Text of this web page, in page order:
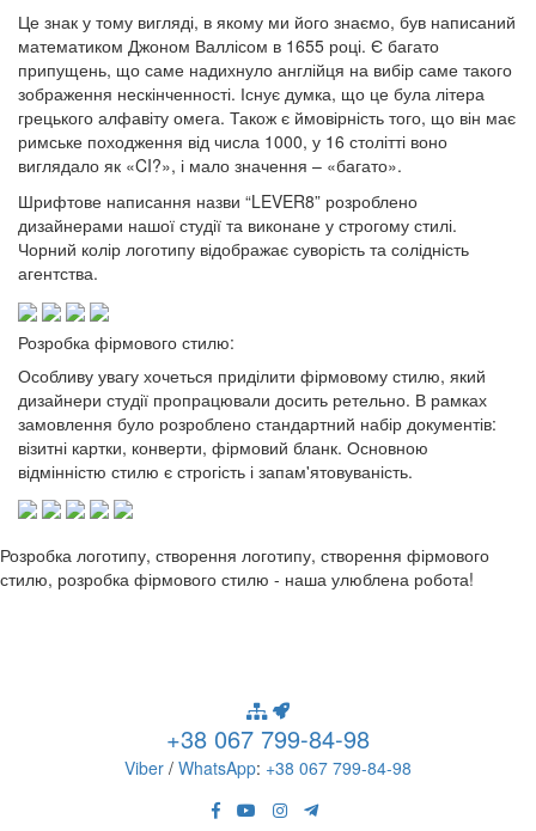
Це знак у тому вигляді, в якому ми його знаємо, був написаний
математиком Джоном Валлісом в 1655 році. Є багато
припущень, що саме надихнуло англійця на вибір саме такого
зображення нескінченності. Існує думка, що це була літера
грецького алфавіту омега. Також є ймовірність того, що він має
римське походження від числа 1000, у 16 столітті воно
виглядало як «CI?», і мало значення – «багато».
Шрифтове написання назви “LEVER8” розроблено
дизайнерами нашої студії та виконане у строгому стилі.
Чорний колір логотипу відображає суворість та солідність
агентства.
Розробка фірмового стилю:
Особливу увагу хочеться приділити фірмовому стилю, який
дизайнери студії пропрацювали досить ретельно. В рамках
замовлення було розроблено стандартний набір документів:
візитні картки, конверти, фірмовий бланк. Основною
відмінністю стилю є строгість і запам'ятовуваність.
Розробка логотипу, створення логотипу, створення фірмового
стилю, розробка фірмового стилю - наша улюблена робота!
+38 067 799-84-98
Viber / WhatsApp: +38 067 799-84-98